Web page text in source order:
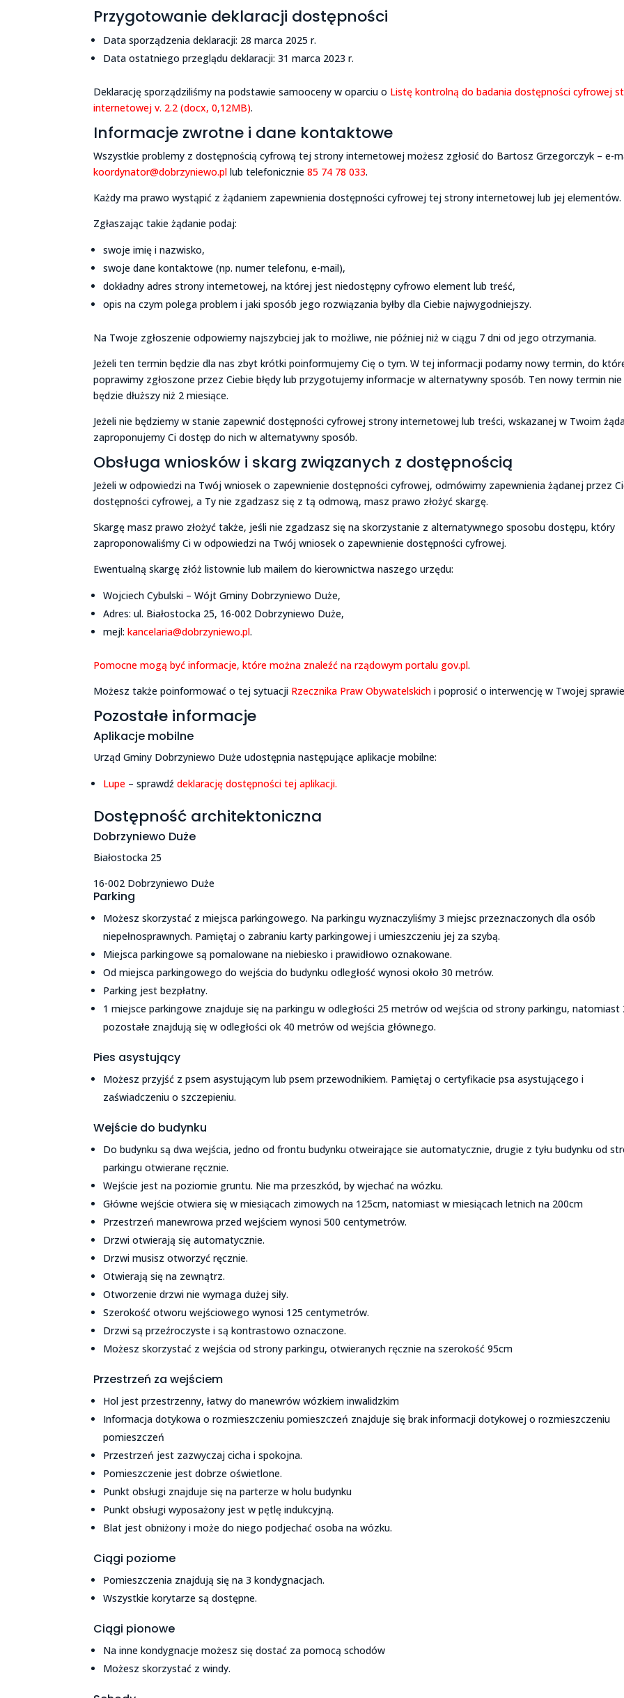
Przygotowanie deklaracji dostępności
Data sporządzenia deklaracji: 28 marca 2025 r.
Data ostatniego przeglądu deklaracji: 31 marca 2023 r.
Deklarację sporządziliśmy na podstawie samooceny w oparciu o Listę kontrolną do badania dostępności cyfrowej
internetowej v. 2.2 (docx, 0,12MB).
Informacje zwrotne i dane kontaktowe
Wszystkie problemy z dostępnością cyfrową tej strony internetowej możesz zgłosić do Bartosz Grzegorczyk – e-
koordynator@dobrzyniewo.pl lub telefonicznie85 74 78 033.
Każdy ma prawo wystąpić z żądaniem zapewnienia dostępności cyfrowej tej strony internetowej lub jej elementów.
Zgłaszając takie żądanie podaj:
swoje imię i nazwisko,
swoje dane kontaktowe (np. numer telefonu, e-mail),
dokładny adres strony internetowej, na której jest niedostępny cyfrowo element lub treść,
opis na czym polega problem i jaki sposób jego rozwiązania byłby dla Ciebie najwygodniejszy.
Na Twoje zgłoszenie odpowiemy najszybciej jak to możliwe, nie później niż w ciągu 7 dni od jego otrzymania.
Jeżeli ten termin będzie dla nas zbyt krótki poinformujemy Cię o tym. W tej informacji podamy nowy termin, do
poprawimy zgłoszone przez Ciebie błędy lub przygotujemy informacje w alternatywny sposób. Ten nowy termin nie
będzie dłuższy niż 2 miesiące.
Jeżeli nie będziemy w stanie zapewnić dostępności cyfrowej strony internetowej lub treści, wskazanej w Twoim
zaproponujemy Ci dostęp do nich w alternatywny sposób.
Obsługa wniosków i skarg związanych z dostępnością
Jeżeli w odpowiedzi na Twój wniosek o zapewnienie dostępności cyfrowej, odmówimy zapewnienia żądanej przez
dostępności cyfrowej, a Ty nie zgadzasz się z tą odmową, masz prawo złożyć skargę.
Skargę masz prawo złożyć także, jeśli nie zgadzasz się na skorzystanie z alternatywnego sposobu dostępu, który
zaproponowaliśmy Ci w odpowiedzi na Twój wniosek o zapewnienie dostępności cyfrowej.
Ewentualną skargę złóż listownie lub mailem do kierownictwa naszego urzędu:
Wojciech Cybulski – Wójt Gminy Dobrzyniewo Duże,
Adres: ul. Białostocka 25, 16-002 Dobrzyniewo Duże,
mejl:kancelaria@dobrzyniewo.pl.
Pomocne mogą być informacje, które można znaleźć na rządowym portalu gov.pl.
Możesz także poinformować o tej sytuacji Rzecznika Praw Obywatelskich i poprosić o interwencję w Twojej
Pozostałe informacje
Aplikacje mobilne
Urząd Gminy Dobrzyniewo Duże udostępnia następujące aplikacje mobilne:
Lupe – sprawdźdeklarację dostępności tej aplikacji.
Dostępność architektoniczna
Dobrzyniewo Duże
Białostocka 25
16-002 Dobrzyniewo Duże
Parking
Możesz skorzystać z miejsca parkingowego. Na parkingu wyznaczyliśmy 3 miejsc przeznaczonych dla osób
niepełnosprawnych. Pamiętaj o zabraniu karty parkingowej i umieszczeniu jej za szybą.
Miejsca parkingowe są pomalowane na niebiesko i prawidłowo oznakowane.
Od miejsca parkingowego do wejścia do budynku odległość wynosi około 30 metrów.
Parking jest bezpłatny.
1 miejsce parkingowe znajduje się na parkingu w odległości 25 metrów od wejścia od strony parkingu, natomiast
pozostałe znajdują się w odległości ok 40 metrów od wejścia głównego.
Pies asystujący
Możesz przyjść z psem asystującym lub psem przewodnikiem. Pamiętaj o certyfikacie psa asystującego i
zaświadczeniu o szczepieniu.
Wejście do budynku
Do budynku są dwa wejścia, jedno od frontu budynku otweirające sie automatycznie, drugie z tyłu budynku od
parkingu otwierane ręcznie.
Wejście jest na poziomie gruntu. Nie ma przeszkód, by wjechać na wózku.
Główne wejście otwiera się w miesiącach zimowych na 125cm, natomiast w miesiącach letnich na 200cm
Przestrzeń manewrowa przed wejściem wynosi 500 centymetrów.
Drzwi otwierają się automatycznie.
Drzwi musisz otworzyć ręcznie.
Otwierają się na zewnątrz.
Otworzenie drzwi nie wymaga dużej siły.
Szerokość otworu wejściowego wynosi 125 centymetrów.
Drzwi są przeźroczyste i są kontrastowo oznaczone.
Możesz skorzystać z wejścia od strony parkingu, otwieranych ręcznie na szerokość 95cm
Przestrzeń za wejściem
Hol jest przestrzenny, łatwy do manewrów wózkiem inwalidzkim
Informacja dotykowa o rozmieszczeniu pomieszczeń znajduje się brak informacji dotykowej o rozmieszczeniu
pomieszczeń
Przestrzeń jest zazwyczaj cicha i spokojna.
Pomieszczenie jest dobrze oświetlone.
Punkt obsługi znajduje się na parterze w holu budynku
Punkt obsługi wyposażony jest w pętlę indukcyjną.
Blat jest obniżony i może do niego podjechać osoba na wózku.
Ciągi poziome
Pomieszczenia znajdują się na 3 kondygnacjach.
Wszystkie korytarze są dostępne.
Ciągi pionowe
Na inne kondygnacje możesz się dostać za pomocą schodów
Możesz skorzystać z windy.